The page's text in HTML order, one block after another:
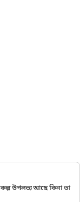
উপলভ্য আছে কিনা তা